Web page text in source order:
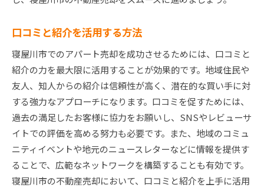
口コミと紹介を活用する方法
寝屋川市でのアパート売却を成功させるためには、口コミと
紹介の力を最大限に活用することが効果的です。地域住民や
友人、知人からの紹介は信頼性が高く、潜在的な買い手に対
する強力なアプローチになります。口コミを促すためには、
過去の満足したお客様に協力をお願いし、SNSやレビューサ
イトでの評価を高める努力も必要です。また、地域のコミュ
ニティイベントや地元のニュースレターなどに情報を提供す
ることで、広範なネットワークを構築することも有効です。
寝屋川市の不動産売却において、口コミと紹介を上手に活用